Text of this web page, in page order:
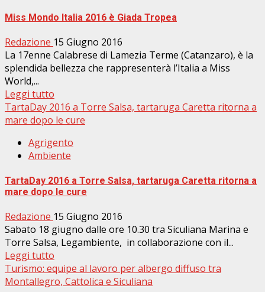
Miss Mondo Italia 2016 è Giada Tropea
Redazione 15 Giugno 2016
La 17enne Calabrese di Lamezia Terme (Catanzaro), è la
splendida bellezza che rappresenterà l’Italia a Miss
World,...
Leggi tutto
TartaDay 2016 a Torre Salsa, tartaruga Caretta ritorna a
mare dopo le cure
Agrigento
Ambiente
TartaDay 2016 a Torre Salsa, tartaruga Caretta ritorna a
mare dopo le cure
Redazione 15 Giugno 2016
Sabato 18 giugno dalle ore 10.30 tra Siculiana Marina e
Torre Salsa, Legambiente, in collaborazione con il...
Leggi tutto
Turismo: equipe al lavoro per albergo diffuso tra
Montallegro, Cattolica e Siculiana